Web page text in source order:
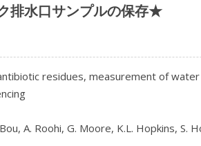
排水口サンプルの保存★
residues, measurement of
A. Roohi, G. Moore, K.L. Hopkins, S.